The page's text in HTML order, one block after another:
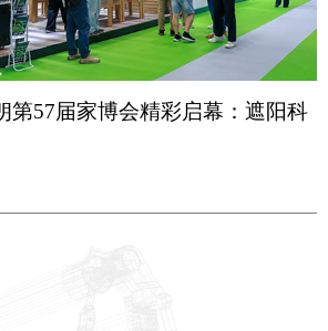
第57届家博会精彩启幕：遮阳科